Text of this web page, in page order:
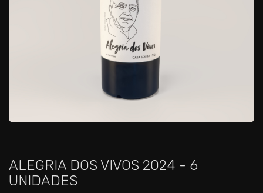
ALEGRIA DOS VIVOS 2024 - 6
UNIDADES